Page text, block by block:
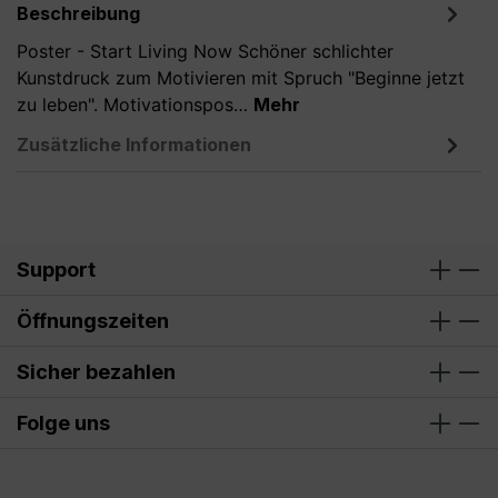
Beschreibung
Poster - Start Living Now Schöner schlichter
Kunstdruck zum Motivieren mit Spruch "Beginne jetzt
zu leben". Motivationspos… Mehr
Zusätzliche Informationen
Support
Öffnungszeiten
Sicher bezahlen
Folge uns